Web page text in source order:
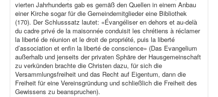
vierten Jahrhunderts gab es gemäß den Quellen in einem Anbau
einer Kirche sogar für die Gemeindemitglieder eine Bibliothek
(170). Der Schlusssatz lautet: «Évangéliser en dehors et au-delà
du cadre privé de la maisonnée conduisit les chrétiens à réclamer
la liberté de réunion et le droit de propriété, puis la liberté
d’association et enfin la liberté de conscience» (Das Evangelium
außerhalb und jenseits der privaten Sphäre der Hausgemeinschaft
zu verkünden brachte die Christen dazu, für sich die
Versammlungsfreiheit und das Recht auf Eigentum, dann die
Freiheit für eine Vereinsgründung und schließlich die Freiheit des
Gewissens zu beanspruchen).